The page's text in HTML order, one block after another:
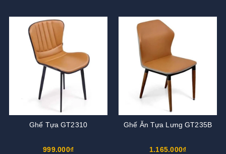
Ghế Tựa GT2310
999.000₫
Ghế Ăn Tựa Lưng GT235B
1.165.000₫